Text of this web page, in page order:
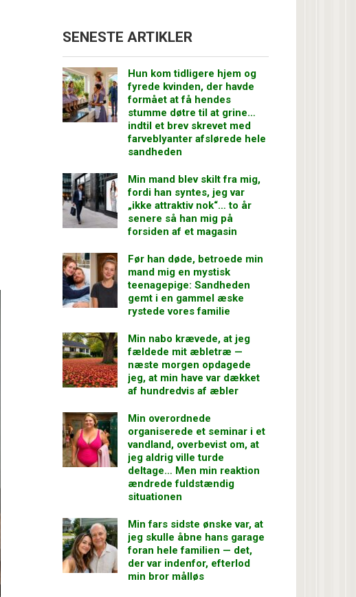
SENESTE ARTIKLER
Hun kom tidligere hjem og
fyrede kvinden, der havde
formået at få hendes
stumme døtre til at grine…
indtil et brev skrevet med
farveblyanter afslørede hele
sandheden
Min mand blev skilt fra mig,
fordi han syntes, jeg var
„ikke attraktiv nok“… to år
senere så han mig på
forsiden af et magasin
Før han døde, betroede min
mand mig en mystisk
teenagepige: Sandheden
gemt i en gammel æske
rystede vores familie
Min nabo krævede, at jeg
fældede mit æbletræ —
næste morgen opdagede
jeg, at min have var dækket
af hundredvis af æbler
Min overordnede
organiserede et seminar i et
vandland, overbevist om, at
jeg aldrig ville turde
deltage… Men min reaktion
ændrede fuldstændig
situationen
Min fars sidste ønske var, at
jeg skulle åbne hans garage
foran hele familien — det,
der var indenfor, efterlod
min bror målløs